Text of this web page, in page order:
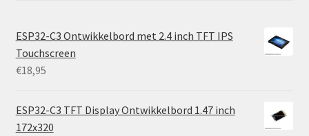
ESP32-C3 Ontwikkelbord met 2.4 inch TFT IPS
Touchscreen
€18,95
ESP32-C3 TFT Display Ontwikkelbord 1.47 inch
172x320